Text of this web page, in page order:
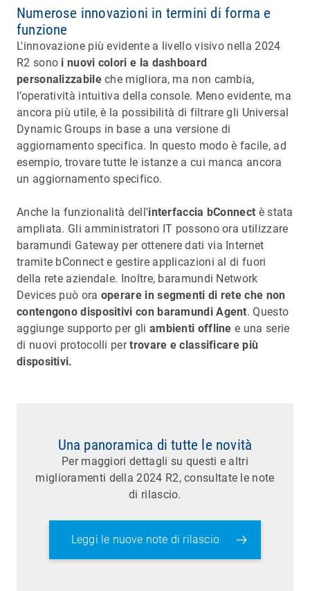
Numerose innovazioni in termini di forma e
funzione
L'innovazione più evidente a livello visivo nella 2024
R2 sono i nuovi colori e la dashboard
personalizzabileche migliora, ma non cambia,
l’operatività intuitiva della console. Meno evidente, ma
ancora più utile, è la possibilità di filtrare gli Universal
Dynamic Groups in base a una versione di
aggiornamento specifica. In questo modo è facile, ad
esempio, trovare tutte le istanze a cui manca ancora
un aggiornamento specifico.
Anche la funzionalità dell'interfaccia bConnect è stata
ampliata. Gli amministratori IT possono ora utilizzare
baramundi Gateway per ottenere dati via Internet
tramite bConnect e gestire applicazioni al di fuori
della rete aziendale. Inoltre, baramundi Network
Devices può ora operare in segmenti di rete che non
contengono dispositivi con baramundi Agent. Questo
aggiunge supporto per gli ambienti offline e una serie
di nuovi protocolli pertrovare e classificare più
dispositivi.
Una panoramica di tutte le novità
Per maggiori dettagli su questi e altri
miglioramenti della 2024 R2, consultate le note
di rilascio.
Leggi le nuove note di rilascio